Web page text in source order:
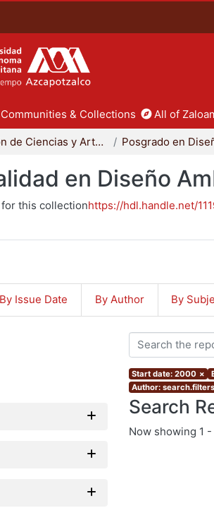
Communities & Collections All of
División de Ciencias y Artes para el Diseño Posgrado en
en Diseño
for this collectionhttps://hdl.handle.net/
By Issue Date By Author By
Start date: 2000 ×
Author:
Search
Now showing 1 -